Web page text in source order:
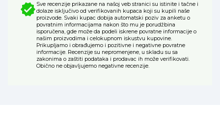
Sve recenzije prikazane na našoj veb stranici su istinite i tačne i
dolaze isključivo od verifikovanih kupaca koji su kupili naše
proizvode. Svaki kupac dobija automatski poziv za anketu o
povratnim informacijama nakon što mu je porudžbina
isporučena, gde može da podeli iskrene povratne informacije o
našim proizvodima i celokupnom iskustvu kupovine.
Prikupljamo i obrađujemo i pozitivne i negativne povratne
informacije. Recenzije su nepromenjene, u skladu su sa
zakonima o zaštiti podataka i prodavac ih može verifikovati.
Obično ne objavljujemo negativne recenzije.